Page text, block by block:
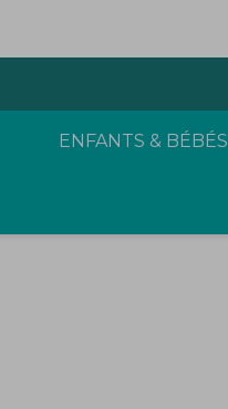
ENFANTS & BÉBÉS